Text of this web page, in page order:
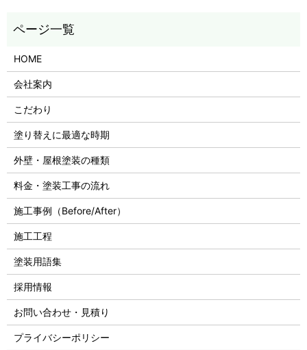
HOME
会社案内
こだわり
塗り替えに最適な時期
外壁・屋根塗装の種類
料金・塗装工事の流れ
施工事例（Before/After）
施工工程
塗装用語集
採用情報
お問い合わせ・見積り
プライバシーポリシー